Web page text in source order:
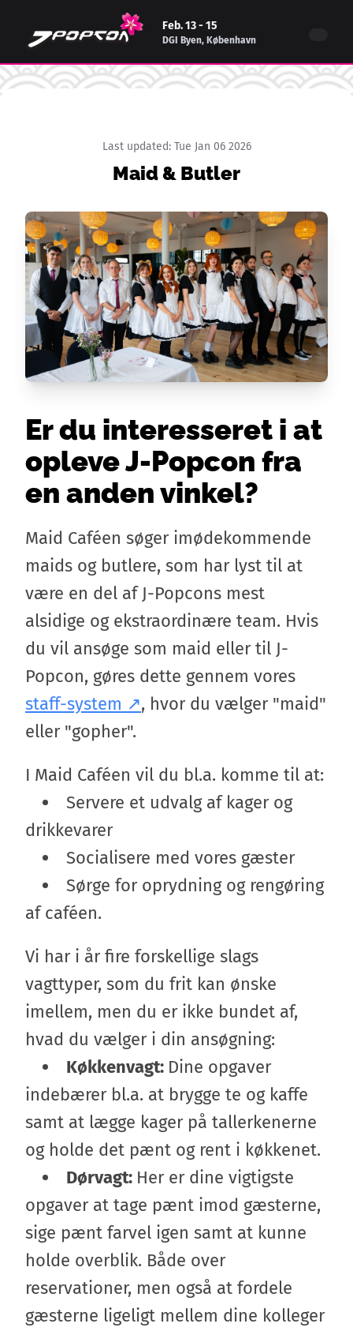
Feb. 13 - 15
DGI Byen, København
Last updated: Tue Jan 06 2026
Maid & Butler
Er du interesseret i at
opleve J-Popcon fra
en anden vinkel?
Maid Caféen søger imødekommende
maids og butlere, som har lyst til at
være en del af J-Popcons mest
alsidige og ekstraordinære team. Hvis
du vil ansøge som maid eller til J-
Popcon, gøres dette gennem vores
staff-system
, hvor du vælger "maid"
eller "gopher".
I Maid Caféen vil du bl.a. komme til at:
Servere et udvalg af kager og
drikkevarer
Socialisere med vores gæster
Sørge for oprydning og rengøring
af caféen.
Vi har i år fire forskellige slags
vagttyper, som du frit kan ønske
imellem, men du er ikke bundet af,
hvad du vælger i din ansøgning:
Køkkenvagt: Dine opgaver
indebærer bl.a. at brygge te og kaffe
samt at lægge kager på tallerkenerne
og holde det pænt og rent i køkkenet.
Dørvagt: Her er dine vigtigste
opgaver at tage pænt imod gæsterne,
sige pænt farvel igen samt at kunne
holde overblik. Både over
reservationer, men også at fordele
gæsterne ligeligt mellem dine kolleger